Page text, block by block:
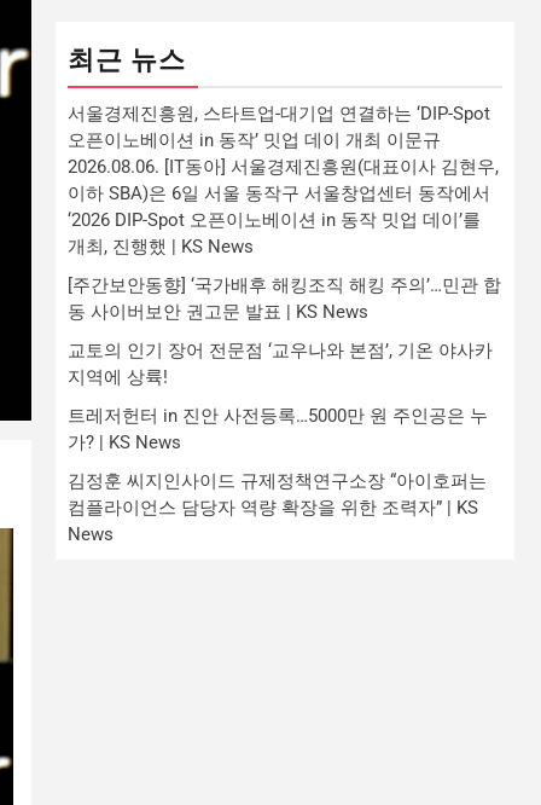
최근 뉴스
서울경제진흥원, 스타트업-대기업 연결하는 ‘DIP-Spot
오픈이노베이션 in 동작’ 밋업 데이 개최 이문규
2026.08.06. [IT동아] 서울경제진흥원(대표이사 김현우,
이하 SBA)은 6일 서울 동작구 서울창업센터 동작에서
‘2026 DIP-Spot 오픈이노베이션 in 동작 밋업 데이’를
개최, 진행했 | KS News
[주간보안동향] ‘국가배후 해킹조직 해킹 주의’…민관 합
동 사이버보안 권고문 발표 | KS News
교토의 인기 장어 전문점 ‘교우나와 본점’, 기온 야사카
지역에 상륙!
트레저헌터 in 진안 사전등록…5000만 원 주인공은 누
가? | KS News
김정훈 씨지인사이드 규제정책연구소장 “아이호퍼는
컴플라이언스 담당자 역량 확장을 위한 조력자” | KS
News